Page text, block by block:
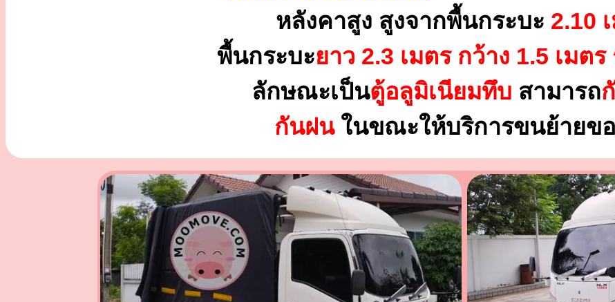
หลังคาสูง สูงจากพื้นกระบะ 2.10
พื้นกระบะยาว 2.3 เมตร กว้าง 1.5 เมต
ลักษณะเป็นตู้อลูมิเนียมทึบ สามารถ
กันฝนในขณะให้บริการขนย้ายข